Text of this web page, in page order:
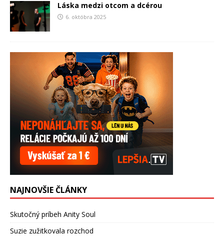
Láska medzi otcom a dcérou
6. októbra 2025
NAJNOVŠIE ČLÁNKY
Skutočný príbeh Anity Soul
Suzie zužitkovala rozchod